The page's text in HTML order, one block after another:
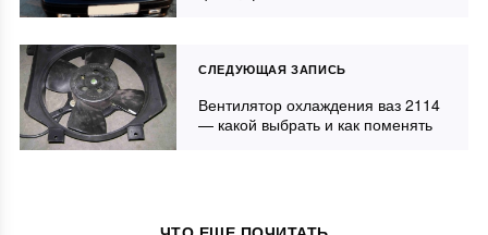
СЛЕДУЮЩАЯ ЗАПИСЬ
Вентилятор охлаждения ваз 2114
— какой выбрать и как поменять